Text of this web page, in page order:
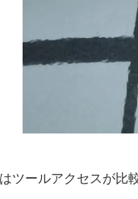
ールアクセスが比